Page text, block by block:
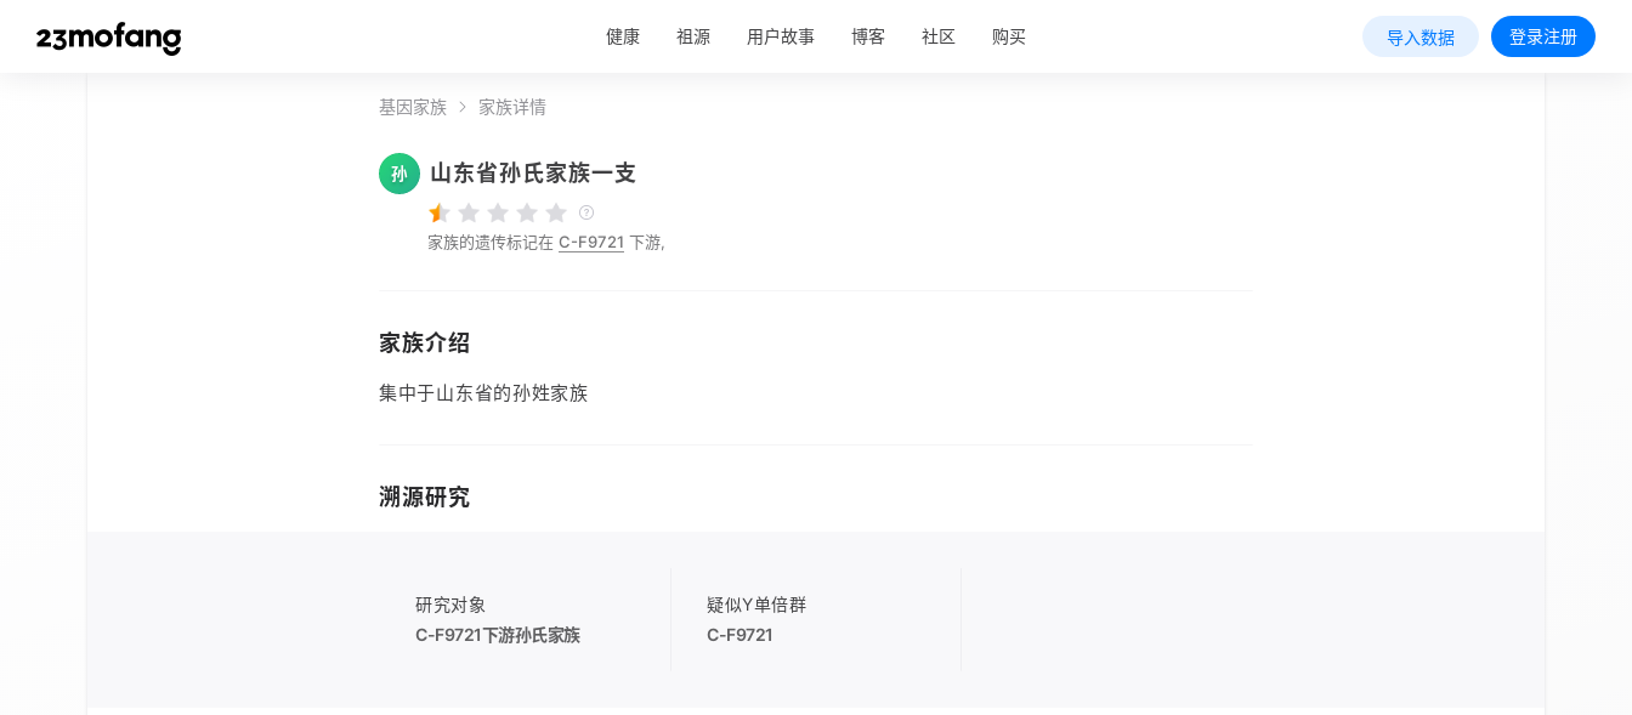
健康 祖源 用户故事 博客 社区 购买 导入数据 登录注册
基因家族 家族详情
孙 山东省孙氏家族一支
家族的遗传标记在 C-F9721 下游,
家族介绍
集中于山东省的孙姓家族
溯源研究
研究对象
C-F9721下游孙氏家族
疑似Y单倍群
C-F9721